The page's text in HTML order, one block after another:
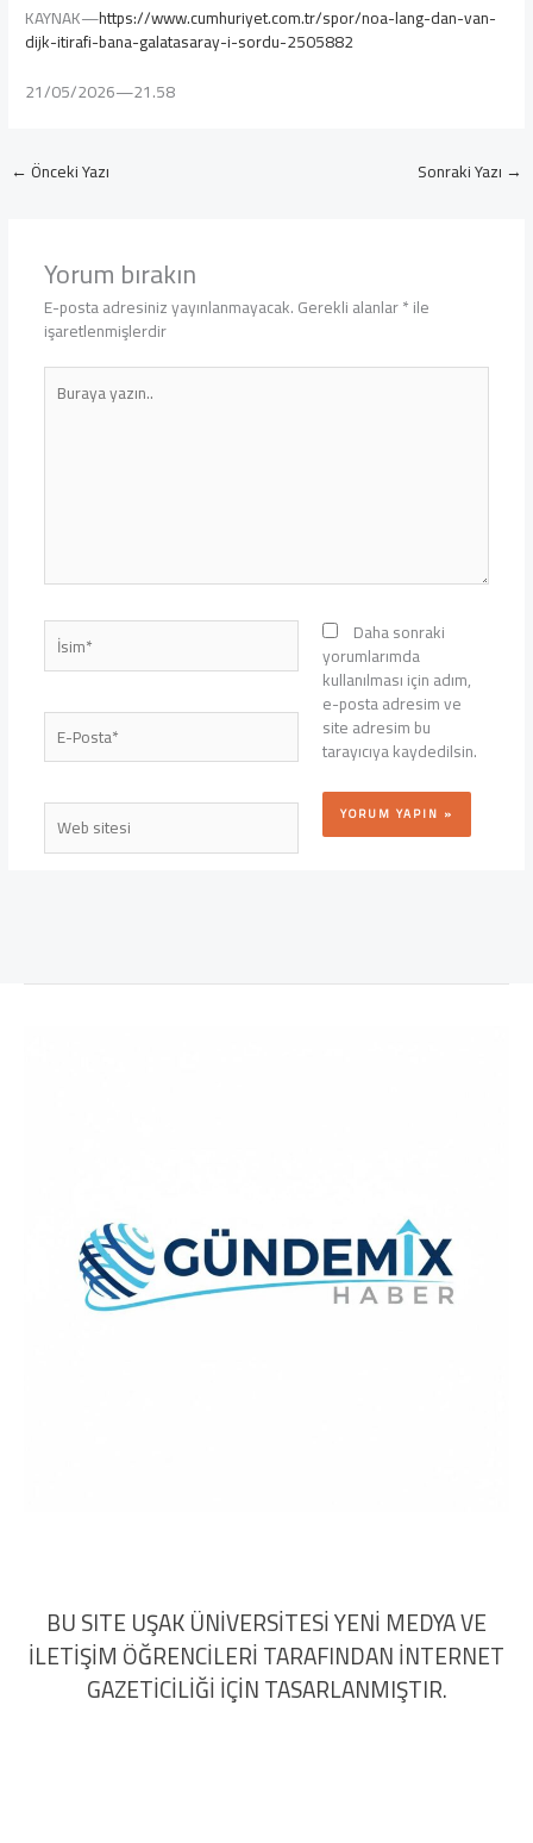
KAYNAK—https://www.cumhuriyet.com.tr/spor/noa-lang-dan-van-
dijk-itirafi-bana-galatasaray-i-sordu-2505882
21/05/2026—21.58
← Önceki Yazı Sonraki Yazı →
Yorum bırakın
E-posta adresiniz yayınlanmayacak.Gerekli alanlar*ile
işaretlenmişlerdir
Buraya
yazın..
İsim*
E-
Posta*
Web
sitesi
Daha sonraki
yorumlarımda
kullanılması için adım,
e-posta adresim ve
site adresim bu
tarayıcıya kaydedilsin.
BU SITE UŞAK ÜNİVERSİTESİ YENİ MEDYA VE
İLETİŞİM ÖĞRENCİLERİ TARAFINDAN İNTERNET
GAZETİCİLİĞİ İÇİN TASARLANMIŞTIR.